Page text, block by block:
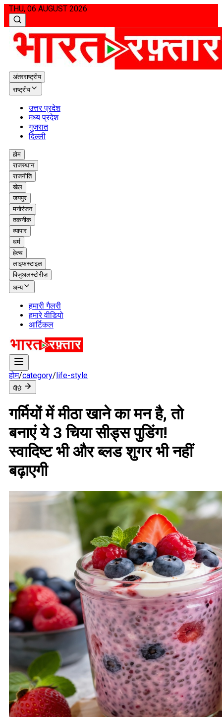
THU, 06 AUGUST 2026
अंतरराष्ट्रीय
राष्ट्रीय
उत्तर प्रदेश
मध्य प्रदेश
गुजरात
दिल्ली
होम
राजस्थान
राजनीति
खेल
जयपुर
मनोरंजन
तकनीक
व्यापार
धर्म
हेल्थ
लाइफस्टाइल
विजुअलस्टोरीज़
अन्य
हमारी गैलरी
हमारे वीडियो
आर्टिकल
होम/category/life-style
पीछे
गर्मियों में मीठा खाने का मन है, तो
बनाएं ये 3 चिया सीड्स पुडिंग!
स्वादिष्ट भी और ब्लड शुगर भी नहीं
बढ़ाएगी